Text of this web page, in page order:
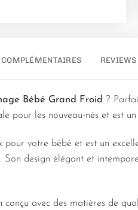
REVIEWS
Bébé Grand Froid ?
pour les nouveau-nés et est
pour votre bébé et est un
Son design élégant et
conçu avec des matières de